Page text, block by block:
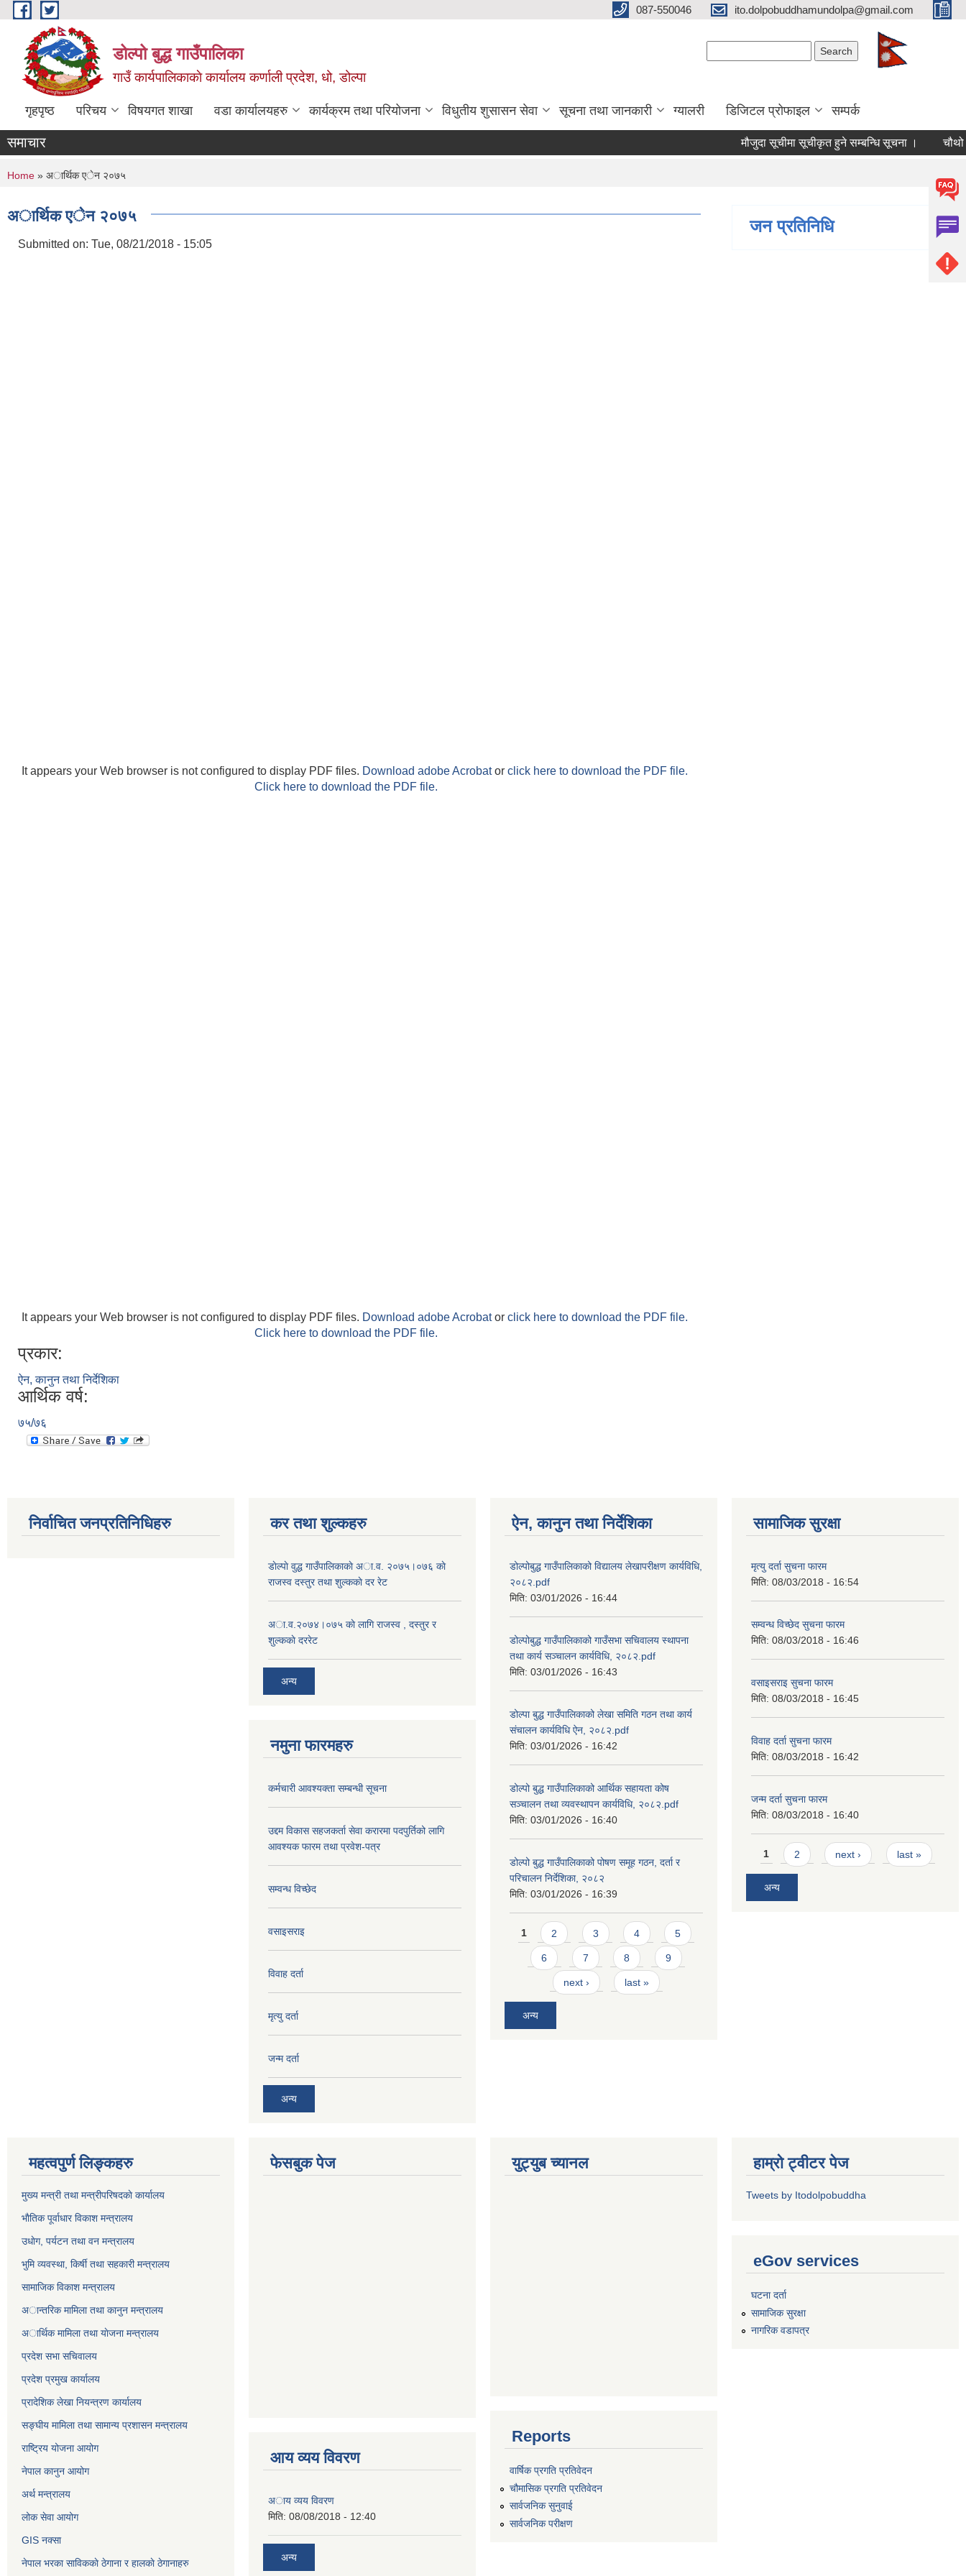
Skip to main content 087-550046 ito.dolpobuddhamundolpa@gmail.com
डोल्पो बुद्ध गाउँपालिका
गाउँ कार्यपालिकाकाे कार्यालय कर्णाली प्रदेश, धो, डोल्पा
गृहपृष्ठ परिचय विषयगत शाखा वडा कार्यालयहरु कार्यक्रम तथा परियोजना विधुतीय शुसासन सेवा सूचना तथा जानकारी ग्यालरी डिजिटल प्रोफाइल सम्पर्क
समाचार मौजुदा सूचीमा सूचीकृत हुने सम्बन्धि सूचना । चौथो
You are here
Home » अार्थिक एेन २०७५
अार्थिक एेन २०७५
Submitted on: Tue, 08/21/2018 - 15:05
It appears your Web browser is not configured to display PDF files. Download adobe Acrobator click here to download the PDF file.
Click here to download the PDF file.
It appears your Web browser is not configured to display PDF files. Download adobe Acrobator click here to download the PDF file.
Click here to download the PDF file.
प्रकार:
ऐन, कानुन तथा निर्देशिका
आर्थिक वर्ष:
७५/७६
जन प्रतिनिधि
निर्वाचित जनप्रतिनिधिहरु कर तथा शुल्कहरु
डाेल्पाे वुद्ध गाउँपालिकाकाे अा.व. २०७५।०७६ काे
राजस्व दस्तुर तथा शुल्ककाे दर रेट
अा.व.२०७४।०७५ काे लागि राजस्व , दस्तुर र
शुल्ककाे दररेट
अन्य
नमुना फारमहरु
कर्मचारी आवश्यक्ता सम्बन्धी सूचना
उद्दम विकास सहजकर्ता सेवा करारमा पदपुर्तिको लागि
आवश्यक फारम तथा प्रवेश-पत्र
सम्वन्ध विच्छेद
वसाइसराइ
विवाह दर्ता
मृत्यु दर्ता
जन्म दर्ता
अन्य
ऐन, कानुन तथा निर्देशिका
डोल्पोबुद्ध गाउँपालिकाको विद्यालय लेखापरीक्षण कार्यविधि,
२०८२.pdf
मिति: 03/01/2026 - 16:44
डोल्पोबुद्ध गाउँपालिकाको गाउँसभा सचिवालय स्थापना
तथा कार्य सञ्चालन कार्यविधि, २०८२.pdf
मिति: 03/01/2026 - 16:43
डोल्पा बुद्ध गाउँपालिकाको लेखा समिति गठन तथा कार्य
संचालन कार्यविधि ऐन, २०८२.pdf
मिति: 03/01/2026 - 16:42
डोल्पो बुद्ध गाउँपालिकाको आर्थिक सहायता कोष
सञ्चालन तथा व्यवस्थापन कार्यविधि, २०८२.pdf
मिति: 03/01/2026 - 16:40
डोल्पो बुद्ध गाउँपालिकाको पोषण समूह गठन, दर्ता र
परिचालन निर्देशिका, २०८२
मिति: 03/01/2026 - 16:39
Pages
1 2 3 4 5
6 7 8 9
next › last »
अन्य
सामाजिक सुरक्षा
मृत्यु दर्ता सुचना फारम
मिति: 08/03/2018 - 16:54
सम्वन्ध विच्छेद सुचना फारम
मिति: 08/03/2018 - 16:46
वसाइसराइ सुचना फारम
मिति: 08/03/2018 - 16:45
विवाह दर्ता सुचना फारम
मिति: 08/03/2018 - 16:42
जन्म दर्ता सुचना फारम
मिति: 08/03/2018 - 16:40
Pages
1 2 next › last »
अन्य
महत्वपुर्ण लिङ्कहरु
मुख्य मन्त्री तथा मन्त्रीपरिषदकाे कार्यालय
भाैतिक पूर्वाधार विकाश मन्त्रालय
उधाेग, पर्यटन तथा वन मन्त्रालय
भुमि व्यवस्था, किर्षी तथा सहकारी मन्त्रालय
सामाजिक विकाश मन्त्रालय
अान्तरिक मामिला तथा कानुन मन्त्रालय
अार्थिक मामिला तथा याेजना मन्त्रालय
प्रदेश सभा सचिवालय
प्रदेश प्रमुख कार्यालय
प्रादेशिक लेखा नियन्त्रण कार्यालय
सङ्‍घीय मामिला तथा सामान्य प्रशासन मन्त्रालय
राष्ट्रिय योजना आयोग
नेपाल कानुन आयोग
अर्थ मन्त्रालय
लोक सेवा आयोग
GIS नक्सा
नेपाल भरका साविककाे ठेगाना र हालकाे ठेगानाहरु
फेसबुक पेज
आय व्यय विवरण
अाय व्यय विवरण
मिति: 08/08/2018 - 12:40
अन्य
युट्युब च्यानल
Reports
वार्षिक प्रगति प्रतिवेदन
चौमासिक प्रगति प्रतिवेदन
सार्वजनिक सुनुवाई
सार्वजनिक परीक्षण
हाम्रो ट्वीटर पेज
Tweets by Itodolpobuddha
eGov services
घटना दर्ता
सामाजिक सुरक्षा
नागरिक वडापत्र